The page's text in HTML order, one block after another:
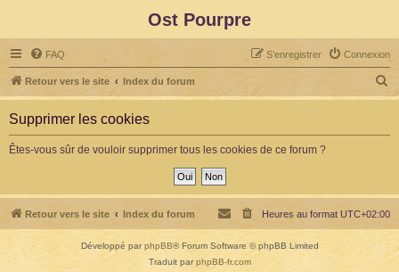
Ost Pourpre
FAQ Connexion
S’enregistrer
Retour vers le site Index du forum
R
e
h
e
Supprimer les cookies
Êtes-vous sûr de vouloir supprimer tous les cookies de ce forum ?
Retour vers le site Index du forum Heures au format UTC+02:00
Développé parphpBB® Forum Software © phpBB Limited
Traduit parphpBB-fr.com